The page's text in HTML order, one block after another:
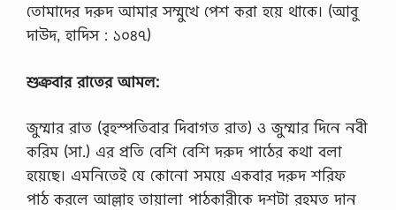
তোমাদের দরুদ আমার সম্মুখে পেশ করা হয়ে থাকে। (আবু
দাউদ, হাদিস : ১০৪৭)
শুক্রবাররাতেরআমল:
জুম্মার রাত (বৃহস্পতিবার দিবাগত রাত) ও জুম্মার দিনে নবী
করিম (সা.) এর প্রতি বেশি বেশি দরুদ পাঠের কথা বলা
হয়েছে। এমনিতেই যে কোনো সময়ে একবার দরুদ শরিফ
পাঠ করলে আল্লাহ তায়ালা পাঠকারীকে দশটা রহমত দান